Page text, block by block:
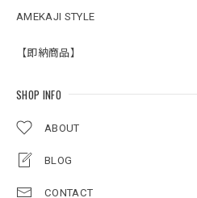
AMEKAJI STYLE
【即納商品】
SHOP INFO
ABOUT
BLOG
CONTACT